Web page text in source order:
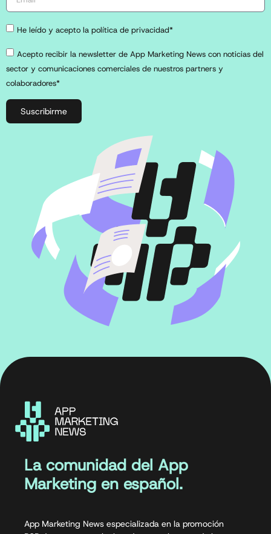
He leído y acepto la política de privacidad*
Acepto recibir la newsletter de App Marketing News con noticias del
sector y comunicaciones comerciales de nuestros partners y
colaboradores*
Suscribirme
La comunidad del App
Marketing en español.
App Marketing News especializada en la promoción